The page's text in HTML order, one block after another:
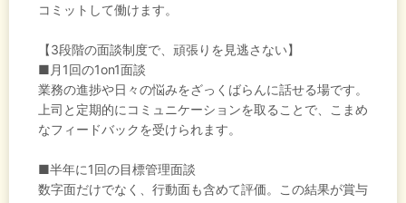
コミットして働けます。
【3段階の面談制度で、頑張りを見逃さない】
■月1回の1on1面談
業務の進捗や日々の悩みをざっくばらんに話せる場です。
上司と定期的にコミュニケーションを取ることで、こまめ
なフィードバックを受けられます。
■半年に1回の目標管理面談
数字面だけでなく、行動面も含めて評価。この結果が賞与